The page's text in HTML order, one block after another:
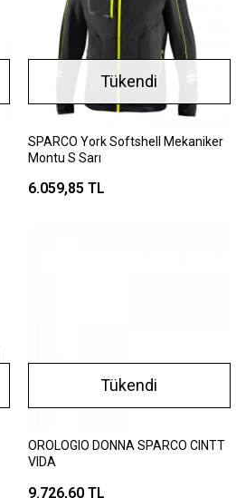
Tükendi
SPARCO York Softshell Mekaniker
Montu S Sarı
6.059,85 TL
Tükendi
OROLOGIO DONNA SPARCO CINTT
VIDA
9.726,60 TL